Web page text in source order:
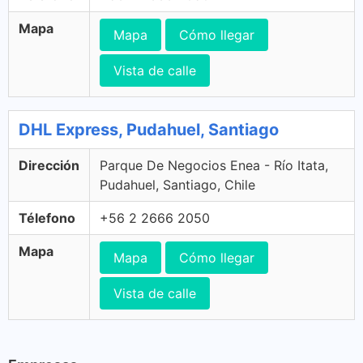
Mapa Mapa Cómo llegar
Vista de calle
DHL Express, Pudahuel, Santiago
Dirección
Parque De Negocios Enea - Río Itata,
Pudahuel, Santiago, Chile
Télefono +56 2 2666 2050
Mapa Mapa Cómo llegar
Vista de calle